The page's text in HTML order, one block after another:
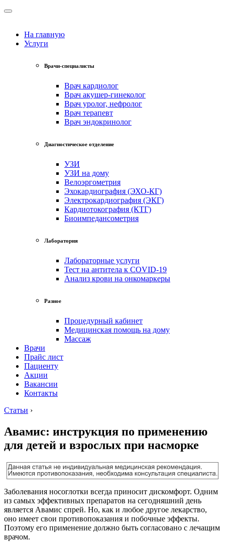
На главную
Услуги
Врачи-специалисты
Врач кардиолог
Врач акушер-гинеколог
Врач уролог, нефролог
Врач терапевт
Врач эндокринолог
Диагностическое отделение
УЗИ
УЗИ на дому
Велоэргометрия
Эхокардиография (ЭХО-КГ)
Электрокардиография (ЭКГ)
Кардиотокография (КТГ)
Биоимпедансометрия
Лаборатория
Лабораторные услуги
Тест на антитела к COVID-19
Анализ крови на онкомаркеры
Разное
Процедурный кабинет
Медицинская помощь на дому
Массаж
Врачи
Прайс лист
Пациенту
Акции
Вакансии
Контакты
Статьи ›
Авамис: инструкция по применению
для детей и взрослых при насморке
Заболевания носоглотки всегда приносит дискомфорт. Одним
из самых эффективных препаратов на сегодняшний день
является Авамис спрей. Но, как и любое другое лекарство,
оно имеет свои противопоказания и побочные эффекты.
Поэтому его применение должно быть согласовано с лечащим
врачом.